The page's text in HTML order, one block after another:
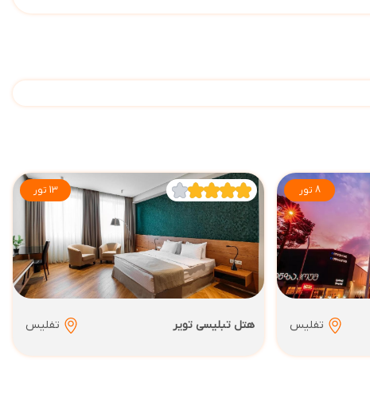
8 تور
تفلیس
13 تور
هتل تبلیسی تویر تفلیس